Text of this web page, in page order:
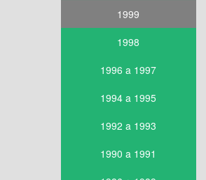
1999
1998
1996 a 1997
1994 a 1995
1992 a 1993
1990 a 1991